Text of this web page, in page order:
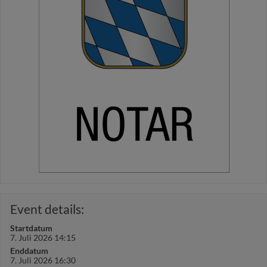
Event details:
Startdatum
7. Juli 2026 14:15
Enddatum
7. Juli 2026 16:30